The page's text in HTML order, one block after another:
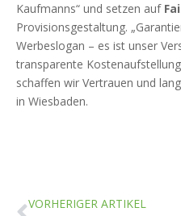
Kaufmanns“ und setzen auf
Provisionsgestaltung.
Werbeslogan – es ist unser
transparente
schaffen wir Vertrauen und
in Wiesbaden.
VORHERIGER ARTIKEL